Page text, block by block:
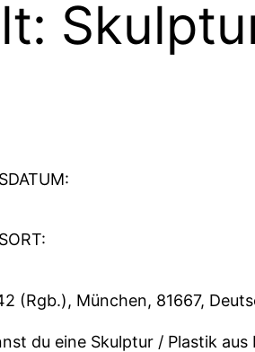
(Rgb.), München, 81667,
du eine Skulptur / Plastik